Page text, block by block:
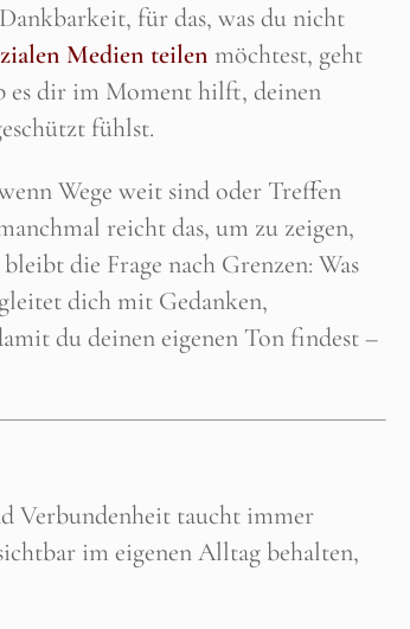
für das, was du nicht
Medien teilen möchtest, geht
es dir im Moment hilft, deinen
fühlst.
Wege weit sind oder Treffen
reicht das, um zu zeigen,
die Frage nach Grenzen: Was
dich mit Gedanken,
du deinen eigenen Ton findest –
Verbundenheit taucht immer
im eigenen Alltag behalten,